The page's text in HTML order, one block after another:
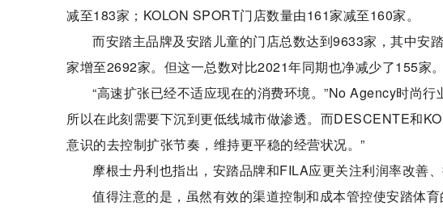
减至183家；KOLON SPORT门店数量由161家减至160家。
而安踏主品牌及安踏儿童的门店总数达到9633家，其中安
家增至2692家。但这一总数对比2021年同期也净减少了155家。
“高速扩张已经不适应现在的消费环境。”No Agency时尚
所以在此刻需要下沉到更低线城市做渗透。而DESCENTE和
意识的去控制扩张节奏，维持更平稳的经营状况。”
摩根士丹利也指出，安踏品牌和FILA应更关注利润率改善
值得注意的是，虽然有效的渠道控制和成本管控使安踏体